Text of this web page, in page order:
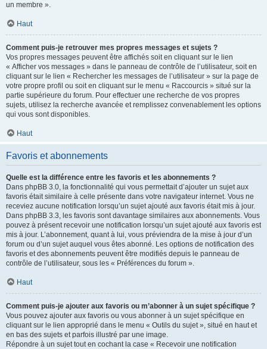
un membre ».
Haut
Comment puis-je retrouver mes propres messages et sujets ?
Vos propres messages peuvent être affichés soit en cliquant sur le lien
« Afficher vos messages » dans le panneau de contrôle de l’utilisateur, soit en
cliquant sur le lien « Rechercher les messages de l’utilisateur » sur la page de
votre propre profil ou soit en cliquant sur le menu « Raccourcis » situé sur la
partie supérieure du forum. Pour effectuer une recherche de vos propres
sujets, utilisez la recherche avancée et remplissez convenablement les options
qui vous sont disponibles.
Haut
Favoris et abonnements
Quelle est la différence entre les favoris et les abonnements ?
Dans phpBB 3.0, la fonctionnalité qui vous permettait d’ajouter un sujet aux
favoris était similaire à celle présente dans votre navigateur internet. Vous ne
receviez aucune notification lorsqu’un sujet ajouté aux favoris était mis à jour.
Dans phpBB 3.3, les favoris sont davantage similaires aux abonnements. Vous
pouvez à présent recevoir une notification lorsqu’un sujet ajouté aux favoris est
mis à jour. L’abonnement, quant à lui, vous préviendra de la mise à jour d’un
forum ou d’un sujet auquel vous êtes abonné. Les options de notification des
favoris et des abonnements peuvent être modifiés depuis le panneau de
contrôle de l’utilisateur, sous les « Préférences du forum ».
Haut
Comment puis-je ajouter aux favoris ou m’abonner à un sujet spécifique ?
Vous pouvez ajouter aux favoris ou vous abonner à un sujet spécifique en
cliquant sur le lien approprié dans le menu « Outils du sujet », situé en haut et
en bas des sujets et parfois illustré par une image.
Répondre à un sujet tout en cochant la case « Recevoir une notification